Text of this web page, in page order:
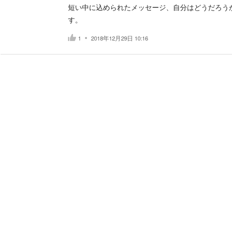
短い中に込められたメッセージ、自分はどうだろ
す。
1 2018年12月29日 10:16